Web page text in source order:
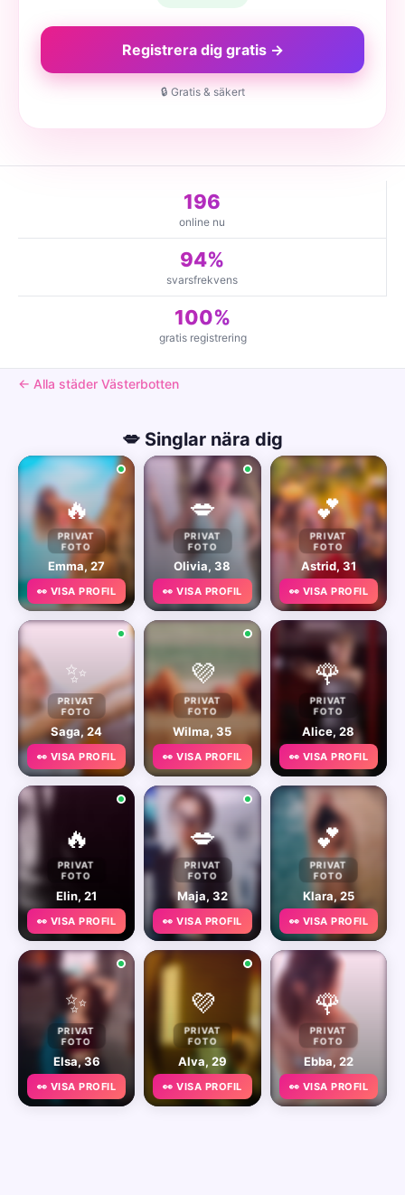
Registrera dig gratis →
🔒 Gratis & säkert
196
online nu
94%
svarsfrekvens
100%
gratis registrering
← Alla städer Västerbotten
💋 Singlar nära dig
🔥
PRIVAT
FOTO
Emma, 27
👀 VISA PROFIL
💋
PRIVAT
FOTO
Olivia, 38
👀 VISA PROFIL
💕
PRIVAT
FOTO
Astrid, 31
👀 VISA PROFIL
✨
PRIVAT
FOTO
Saga, 24
👀 VISA PROFIL
💜
PRIVAT
FOTO
Wilma, 35
👀 VISA PROFIL
🌹
PRIVAT
FOTO
Alice, 28
👀 VISA PROFIL
🔥
PRIVAT
FOTO
Elin, 21
👀 VISA PROFIL
💋
PRIVAT
FOTO
Maja, 32
👀 VISA PROFIL
💕
PRIVAT
FOTO
Klara, 25
👀 VISA PROFIL
✨
PRIVAT
FOTO
Elsa, 36
👀 VISA PROFIL
💜
PRIVAT
FOTO
Alva, 29
👀 VISA PROFIL
🌹
PRIVAT
FOTO
Ebba, 22
👀 VISA PROFIL